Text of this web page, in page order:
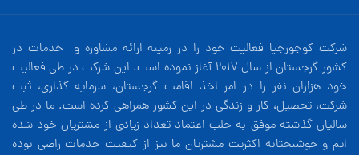
شرکت کوجورجیا فعالیت خود را در زمینه ارائه مشاوره و خدمات در
کشور گرجستان از سال 2017 آغاز نموده است. این شرکت در طی فعالیت
خود هزاران نفر را در امر اخذ اقامت گرجستان، سرمایه گذاری، ثبت
شرکت، تحصیل، کار و زندگی در این کشور همراهی کرده است. ما در طی
سالیان گذشته موفق به جلب اعتماد تعداد زیادی از مشتریان خود شده
ایم و خوشبختانه اکثریت مشتریان ما نیز از کیفیت خدمات راضی بوده